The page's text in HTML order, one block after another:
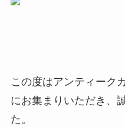
この度はアンティーク
にお集まりいただき、
た。